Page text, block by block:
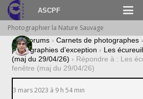
ASCPF
Photographier la Nature Sauvage
› Forums › Carnets de photographes ›
photographies d’exception › Les
(maj du 29/04/26) › Répondre à : Les
fenêtre (maj du 29/04/26)
3 mars 2023 à 9 h 54 min